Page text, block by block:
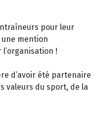
pour leur
mention
!
d’avoir été partenaire
valeurs du sport, de la